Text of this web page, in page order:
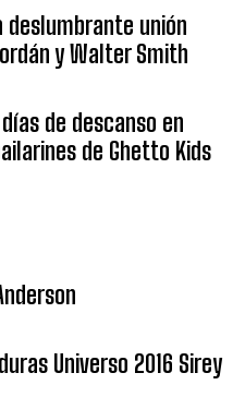
deslumbrante unión
y Walter Smith
de descanso en
de Ghetto Kids
Universo 2016 Sirey